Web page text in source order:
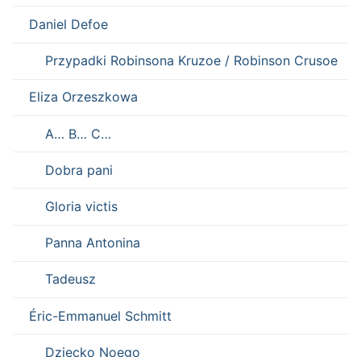
Daniel Defoe
Przypadki Robinsona Kruzoe / Robinson Crusoe
Eliza Orzeszkowa
A… B… C…
Dobra pani
Gloria victis
Panna Antonina
Tadeusz
Éric-Emmanuel Schmitt
Dziecko Noego